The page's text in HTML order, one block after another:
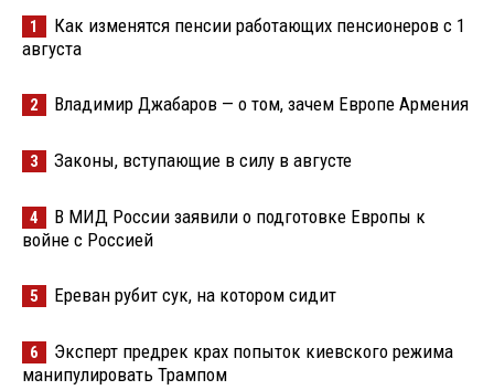
1
Как изменятся пенсии работающих пенсионеров с 1
августа
2 Владимир Джабаров — о том, зачем Европе Армения
3 Законы, вступающие в силу в августе
4
В МИД России заявили о подготовке Европы к
войне с Россией
5 Ереван рубит сук, на котором сидит
6
Эксперт предрек крах попыток киевского режима
манипулировать Трампом